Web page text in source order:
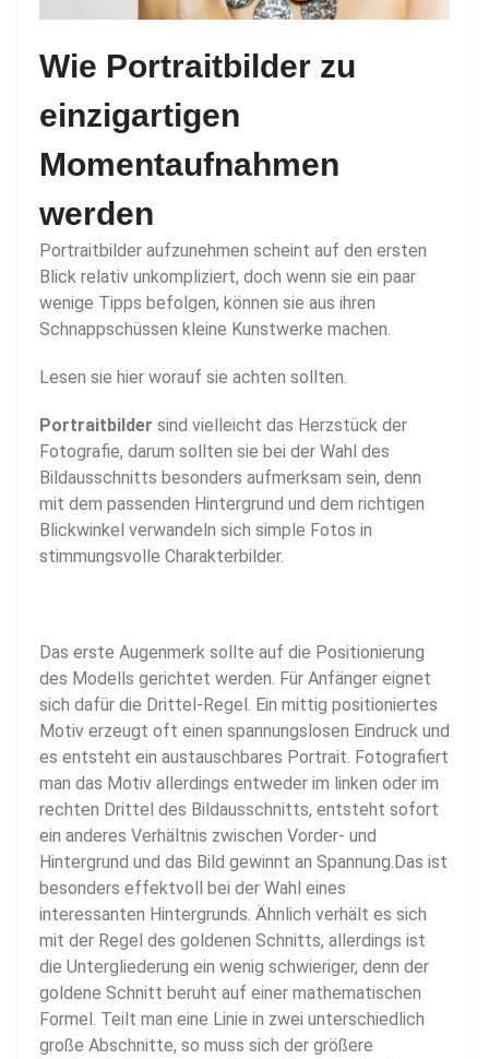
Wie Portraitbilder zu
einzigartigen
Momentaufnahmen
werden
Portraitbilder aufzunehmen scheint auf den ersten
Blick relativ unkompliziert, doch wenn sie ein paar
wenige Tipps befolgen, können sie aus ihren
Schnappschüssen kleine Kunstwerke machen.
Lesen sie hier worauf sie achten sollten.
Portraitbilder sind vielleicht das Herzstück der
Fotografie, darum sollten sie bei der Wahl des
Bildausschnitts besonders aufmerksam sein, denn
mit dem passenden Hintergrund und dem richtigen
Blickwinkel verwandeln sich simple Fotos in
stimmungsvolle Charakterbilder.
Das erste Augenmerk sollte auf die Positionierung
des Modells gerichtet werden. Für Anfänger eignet
sich dafür die Drittel-Regel. Ein mittig positioniertes
Motiv erzeugt oft einen spannungslosen Eindruck und
es entsteht ein austauschbares Portrait. Fotografiert
man das Motiv allerdings entweder im linken oder im
rechten Drittel des Bildausschnitts, entsteht sofort
ein anderes Verhältnis zwischen Vorder- und
Hintergrund und das Bild gewinnt an Spannung.Das ist
besonders effektvoll bei der Wahl eines
interessanten Hintergrunds. Ähnlich verhält es sich
mit der Regel des goldenen Schnitts, allerdings ist
die Untergliederung ein wenig schwieriger, denn der
goldene Schnitt beruht auf einer mathematischen
Formel. Teilt man eine Linie in zwei unterschiedlich
große Abschnitte, so muss sich der größere